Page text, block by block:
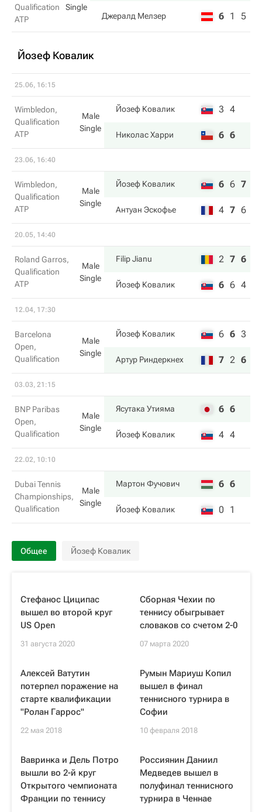
Qualification
ATP
Single
Джералд Мелзер 6 1 5
Йозеф Ковалик
25.06, 16:15
Wimbledon,
Qualification
ATP
Male
Single
Йозеф Ковалик 3 4
Николас Харри 6 6
23.06, 16:40
Wimbledon,
Qualification
ATP
Male
Single
Йозеф Ковалик 6 6 7
Антуан Эскофье 4 7 6
20.05, 14:40
Roland Garros,
Qualification
ATP
Male
Single
Filip Jianu 2 7 6
Йозеф Ковалик 6 6 4
12.04, 17:30
Barcelona
Open,
Qualification
Male
Single
Йозеф Ковалик 6 6 3
Артур Риндеркнех 7 2 6
03.03, 21:15
BNP Paribas
Open,
Qualification
Male
Single
Ясутака Утияма 6 6
Йозеф Ковалик 4 4
22.02, 10:10
Dubai Tennis
Championships,
Qualification
Male
Single
Мартон Фучович 6 6
Йозеф Ковалик 0 1
Общее Йозеф Ковалик
Стефанос Циципас
вышел во второй круг
US Open
31 августа 2020
Сборная Чехии по
теннису обыгрывает
словаков со счетом 2-0
07 марта 2020
Алексей Ватутин
потерпел поражение на
старте квалификации
"Ролан Гаррос"
22 мая 2018
Румын Мариуш Копил
вышел в финал
теннисного турнира в
Софии
10 февраля 2018
Вавринка и Дель Потро
вышли во 2-й круг
Открытого чемпионата
Франции по теннису
Россиянин Даниил
Медведев вышел в
полуфинал теннисного
турнира в Ченнае